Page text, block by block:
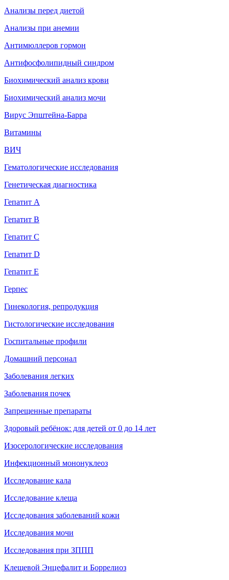
Анализы перед диетой
Анализы при анемии
Антимюллеров гормон
Антифосфолипидный синдром
Биохимический анализ крови
Биохимический анализ мочи
Вирус Эпштейна-Барра
Витамины
ВИЧ
Гематологические исследования
Генетическая диагностика
Гепатит A
Гепатит B
Гепатит C
Гепатит D
Гепатит E
Герпес
Гинекология, репродукция
Гистологические исследования
Госпитальные профили
Домашний персонал
Заболевания легких
Заболевания почек
Запрещенные препараты
Здоровый ребёнок: для детей от 0 до 14 лет
Изосерологические исследования
Инфекционный мононуклеоз
Исследование кала
Исследование клеща
Исследования заболеваний кожи
Исследования мочи
Исследования при ЗППП
Клещевой Энцефалит и Боррелиоз